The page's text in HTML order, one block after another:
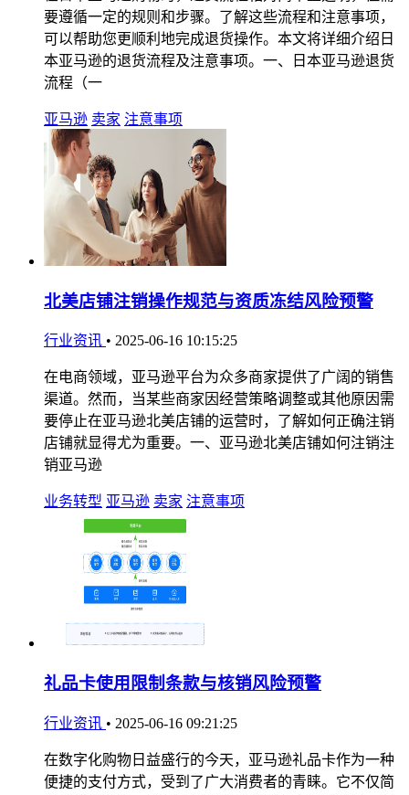
要遵循一定的规则和步骤。了解这些流程和注意事项，
可以帮助您更顺利地完成退货操作。本文将详细介绍日
本亚马逊的退货流程及注意事项。一、日本亚马逊退货
流程（一
亚马逊 卖家 注意事项
北美店铺注销操作规范与资质冻结风险预警
行业资讯 • 2025-06-16 10:15:25
在电商领域，亚马逊平台为众多商家提供了广阔的销售
渠道。然而，当某些商家因经营策略调整或其他原因需
要停止在亚马逊北美店铺的运营时，了解如何正确注销
店铺就显得尤为重要。一、亚马逊北美店铺如何注销注
销亚马逊
业务转型 亚马逊 卖家 注意事项
礼品卡使用限制条款与核销风险预警
行业资讯 • 2025-06-16 09:21:25
在数字化购物日益盛行的今天，亚马逊礼品卡作为一种
便捷的支付方式，受到了广大消费者的青睐。它不仅简